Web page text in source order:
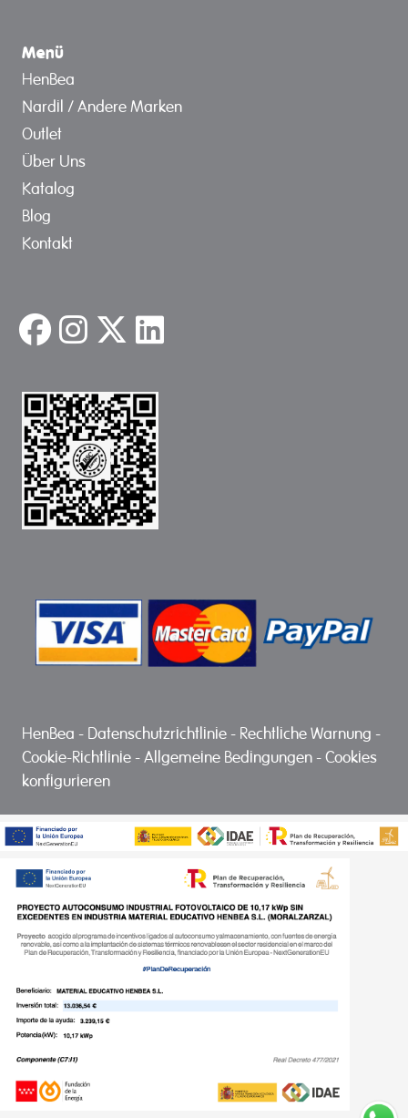
Menü
HenBea
Nardil / Andere Marken
Outlet
Über Uns
Katalog
Blog
Kontakt
HenBea - Datenschutzrichtlinie - Rechtliche Warnung -
Cookie-Richtlinie -Allgemeine Bedingungen -Cookies
konfigurieren